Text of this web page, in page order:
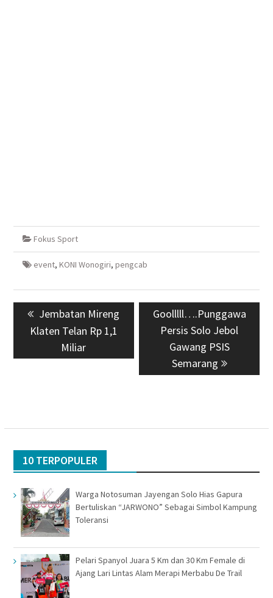
Fokus Sport
event, KONI Wonogiri, pengcab
Navigasi
pos Previous
post:
Jembatan Mireng
Klaten Telan Rp 1,1
Miliar
Next
post:
Goolllll….Punggawa
Persis Solo Jebol
Gawang PSIS
Semarang
10 TERPOPULER
Warga Notosuman Jayengan Solo Hias Gapura
Bertuliskan “JARWONO” Sebagai Simbol Kampung
Toleransi
Pelari Spanyol Juara 5 Km dan 30 Km Female di
Ajang Lari Lintas Alam Merapi Merbabu De Trail